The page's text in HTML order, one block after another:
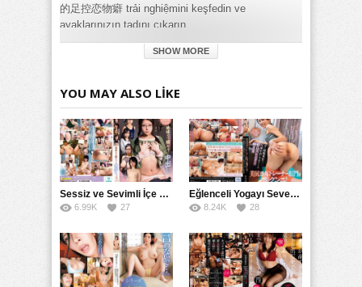
的足控恋物癖 trải nghiệmini keşfedin ve
ayaklarınızın tadını çıkarın.
Ayak Fetişizmi İçin Kutsal Bir Bağ:楠木佳奈
Önderliğinde Extreme Ayak Sapıklığı izle,Ayak Fetişizmi İçin
Kutsal Bir Bağ:楠木佳奈 楠木花菜 ve AGAV'ın Önderliğinde
Extreme Ayak Sapıklığı porno izle,Ayak Fetişizmi İçin Kutsal
Bir Bağ:楠木佳奈 楠木花菜 ve AGAV'ın Önderliğinde Extreme
Ayak Sapıklığı türkçe altyazılı izle
SHOW MORE
YOU MAY ALSO LIKE
Sessiz ve Sevimli İçe Dönükler İçin Kremalı Pastalar: 后藤えmi ve KTRA’nın Özel Tarifesi
6.99K 27
Eğlenceli Yogayı Seven Bir Kadınla Seks Deneyimi
8.24K 28